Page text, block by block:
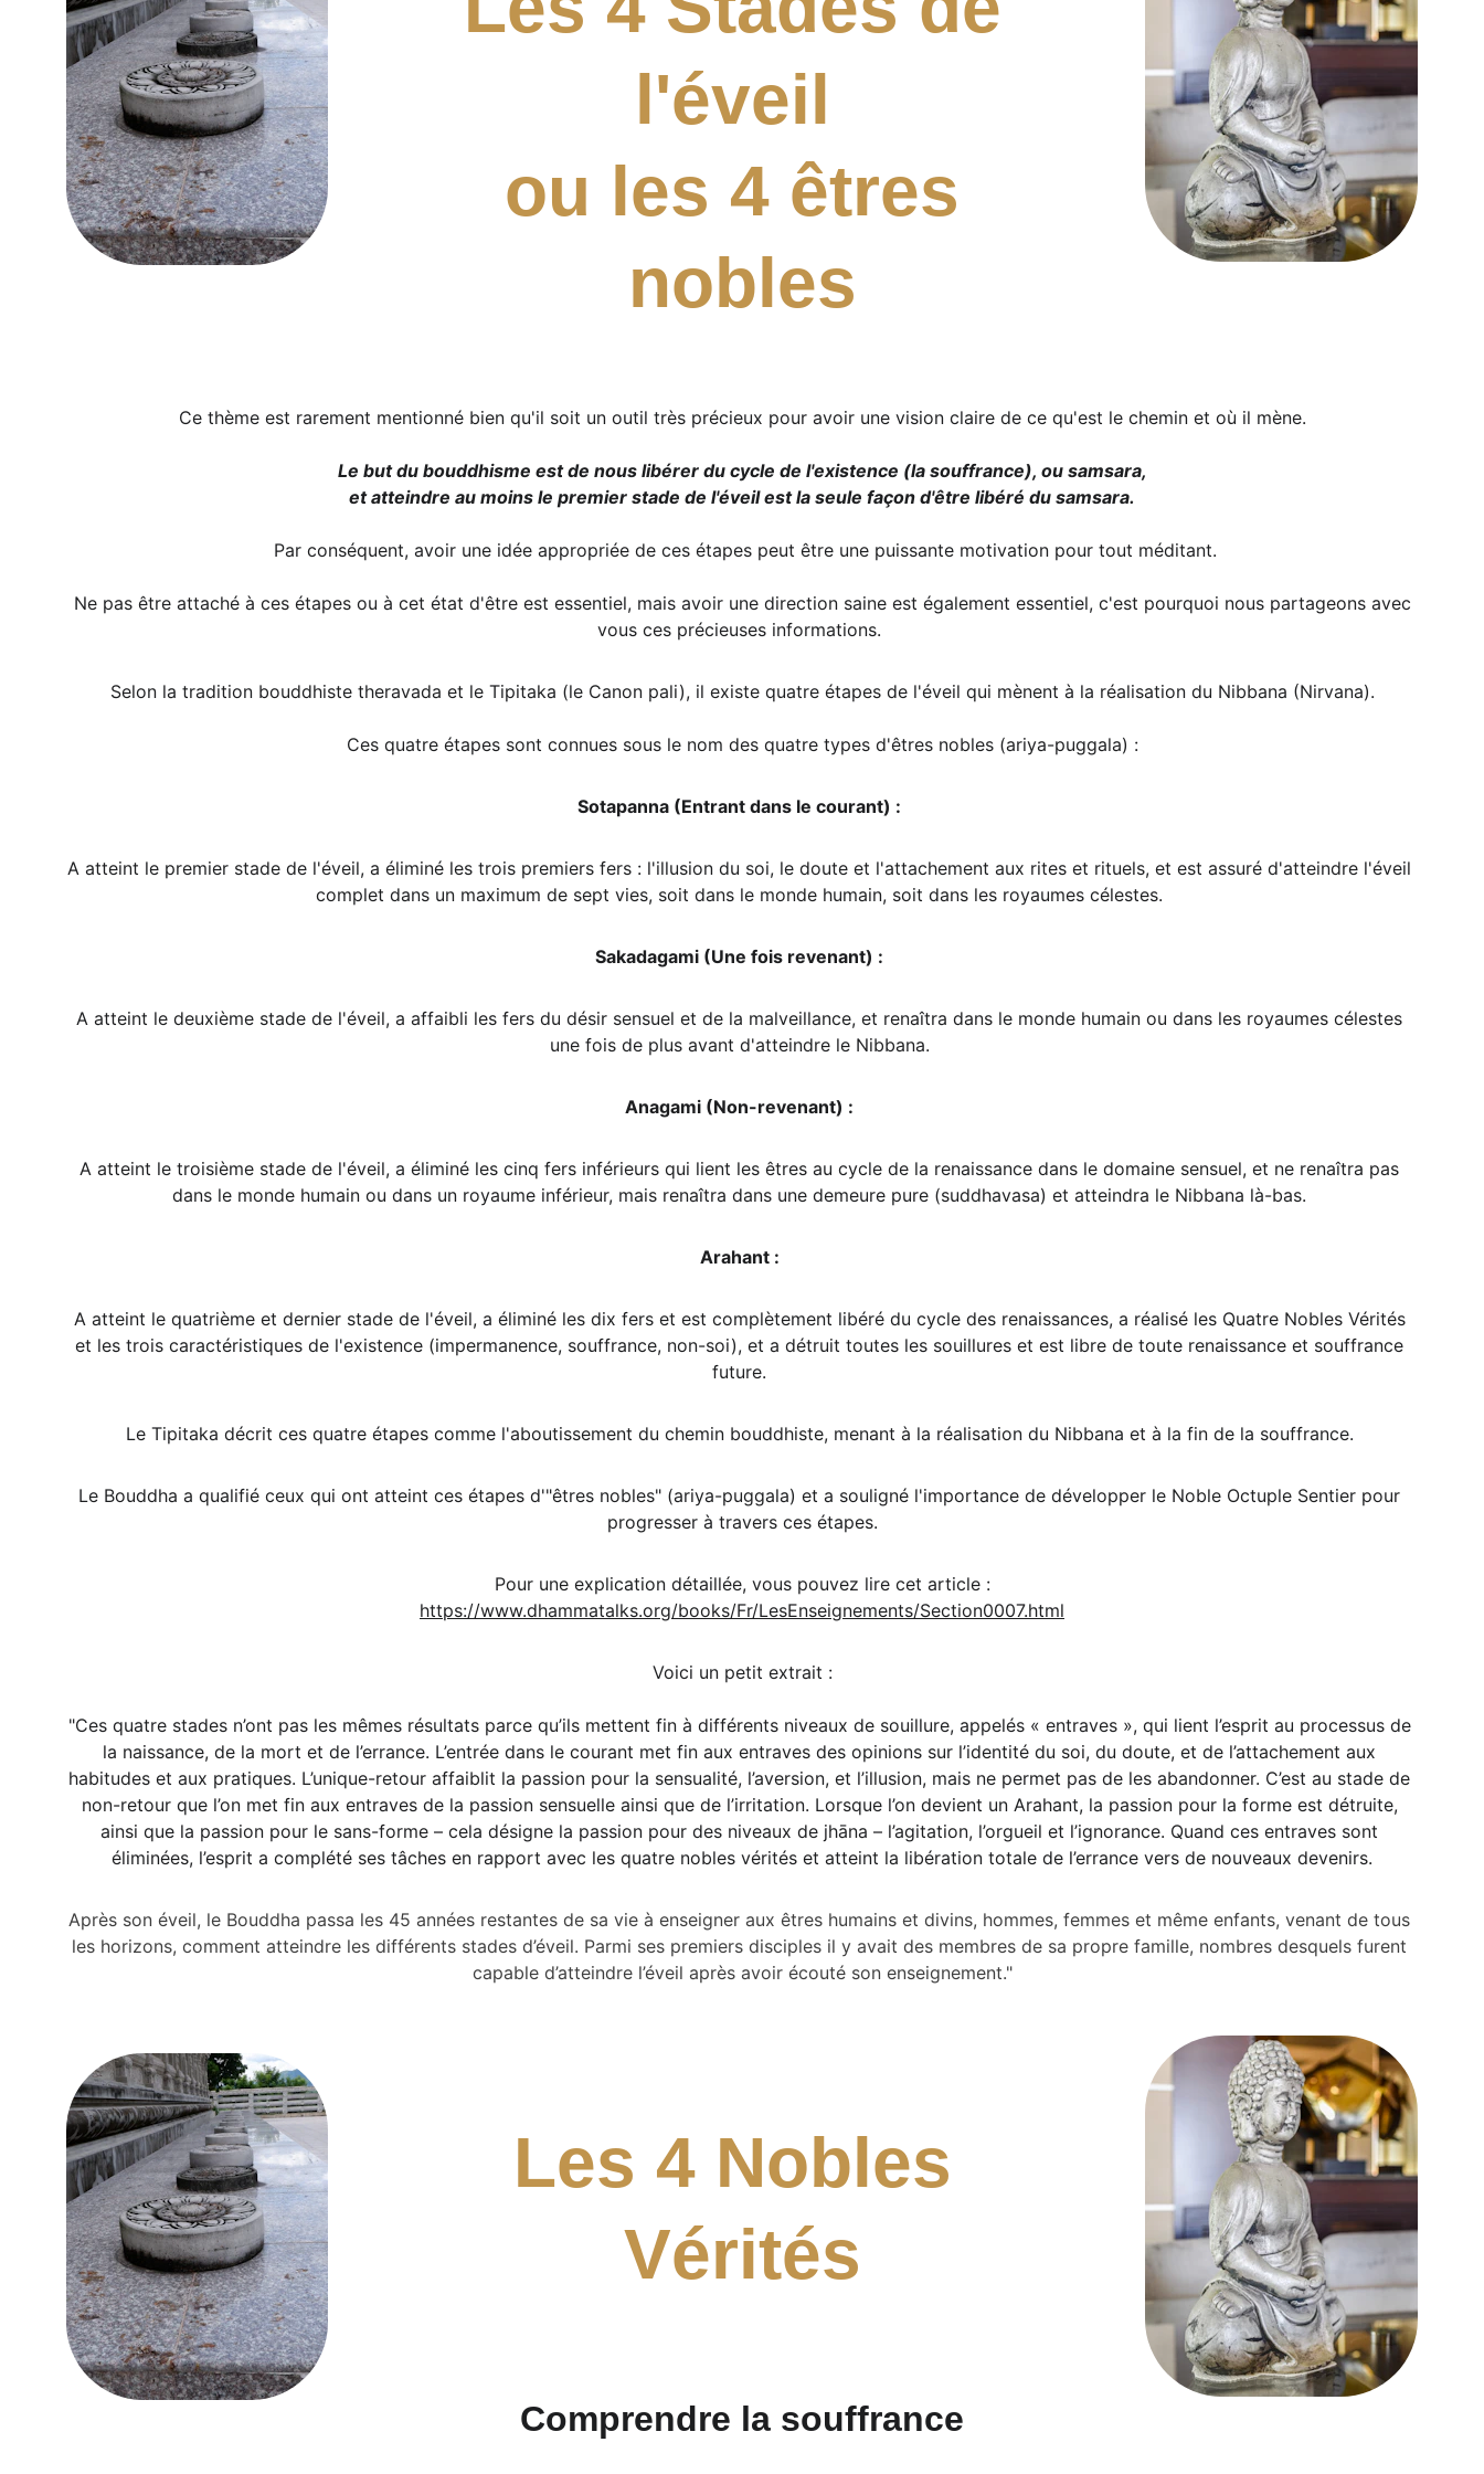
l'éveil
ou les 4 êtres
nobles
Ce thème est rarement mentionné bien qu'il soit un outil très précieux pour avoir une vision claire de ce qu'est le chemin et où il mène.
Le but du bouddhisme est de nous libérer du cycle de l'existence (la souffrance), ou samsara,
et atteindre au moins le premier stade de l'éveil est la seule façon d'être libéré du samsara.
Par conséquent, avoir une idée appropriée de ces étapes peut être une puissante motivation pour tout méditant.
vous ces précieuses informations.
Selon la tradition bouddhiste theravada et le Tipitaka (le Canon pali), il existe quatre étapes de l'éveil qui mènent à la réalisation du Nibbana (Nirvana).
Ces quatre étapes sont connues sous le nom des quatre types d'êtres nobles (ariya-puggala) :
Sotapanna (Entrant dans le courant) :
A atteint le premier stade de l'éveil, a éliminé les trois premiers fers : l'illusion du soi, le doute et l'attachement aux rites et rituels, et est assuré d'atteindre l'éveil
complet dans un maximum de sept vies, soit dans le monde humain, soit dans les royaumes célestes.
Sakadagami (Une fois revenant) :
A atteint le deuxième stade de l'éveil, a affaibli les fers du désir sensuel et de la malveillance, et renaîtra dans le monde humain ou dans les royaumes célestes
une fois de plus avant d'atteindre le Nibbana.
Anagami (Non-revenant) :
A atteint le troisième stade de l'éveil, a éliminé les cinq fers inférieurs qui lient les êtres au cycle de la renaissance dans le domaine sensuel, et ne renaîtra pas
dans le monde humain ou dans un royaume inférieur, mais renaîtra dans une demeure pure (suddhavasa) et atteindra le Nibbana là-bas.
Arahant :
A atteint le quatrième et dernier stade de l'éveil, a éliminé les dix fers et est complètement libéré du cycle des renaissances, a réalisé les Quatre Nobles Vérités
et les trois caractéristiques de l'existence (impermanence, souffrance, non-soi), et a détruit toutes les souillures et est libre de toute renaissance et souffrance
future.
Le Tipitaka décrit ces quatre étapes comme l'aboutissement du chemin bouddhiste, menant à la réalisation du Nibbana et à la fin de la souffrance.
Le Bouddha a qualifié ceux qui ont atteint ces étapes d'"êtres nobles" (ariya-puggala) et a souligné l'importance de développer le Noble Octuple Sentier pour
progresser à travers ces étapes.
Pour une explication détaillée, vous pouvez lire cet article :
https://www.dhammatalks.org/books/Fr/LesEnseignements/Section0007.html
Voici un petit extrait :
"Ces quatre stades n’ont pas les mêmes résultats parce qu’ils mettent fin à différents niveaux de souillure, appelés « entraves », qui lient l’esprit au processus de
la naissance, de la mort et de l’errance. L’entrée dans le courant met fin aux entraves des opinions sur l’identité du soi, du doute, et de l’attachement aux
habitudes et aux pratiques. L’unique-retour affaiblit la passion pour la sensualité, l’aversion, et l’illusion, mais ne permet pas de les abandonner. C’est au stade de
non-retour que l’on met fin aux entraves de la passion sensuelle ainsi que de l’irritation. Lorsque l’on devient un Arahant, la passion pour la forme est détruite,
ainsi que la passion pour le sans-forme – cela désigne la passion pour des niveaux de jhāna – l’agitation, l’orgueil et l’ignorance. Quand ces entraves sont
éliminées, l’esprit a complété ses tâches en rapport avec les quatre nobles vérités et atteint la libération totale de l’errance vers de nouveaux devenirs.
Après son éveil, le Bouddha passa les 45 années restantes de sa vie à enseigner aux êtres humains et divins, hommes, femmes et même enfants, venant de tous
les horizons, comment atteindre les différents stades d’éveil. Parmi ses premiers disciples il y avait des membres de sa propre famille, nombres desquels furent
capable d’atteindre l’éveil après avoir écouté son enseignement."
Les 4 Nobles
Vérités
Comprendre la souffrance